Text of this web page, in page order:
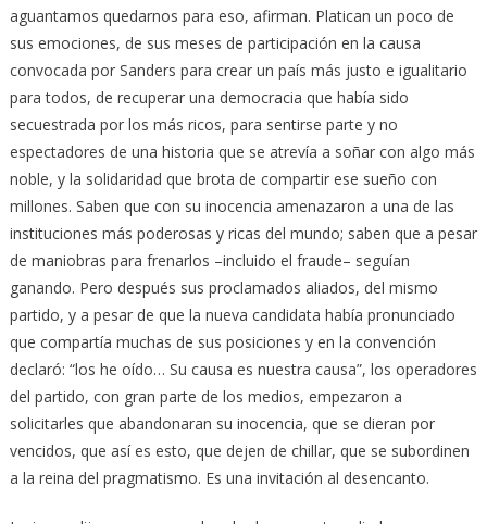
aguantamos quedarnos para eso, afirman. Platican un poco de
sus emociones, de sus meses de participación en la causa
convocada por Sanders para crear un país más justo e igualitario
para todos, de recuperar una democracia que había sido
secuestrada por los más ricos, para sentirse parte y no
espectadores de una historia que se atrevía a soñar con algo más
noble, y la solidaridad que brota de compartir ese sueño con
millones. Saben que con su inocencia amenazaron a una de las
instituciones más poderosas y ricas del mundo; saben que a pesar
de maniobras para frenarlos –incluido el fraude– seguían
ganando. Pero después sus proclamados aliados, del mismo
partido, y a pesar de que la nueva candidata había pronunciado
que compartía muchas de sus posiciones y en la convención
declaró: “los he oído… Su causa es nuestra causa”, los operadores
del partido, con gran parte de los medios, empezaron a
solicitarles que abandonaran su inocencia, que se dieran por
vencidos, que así es esto, que dejen de chillar, que se subordinen
a la reina del pragmatismo. Es una invitación al desencanto.